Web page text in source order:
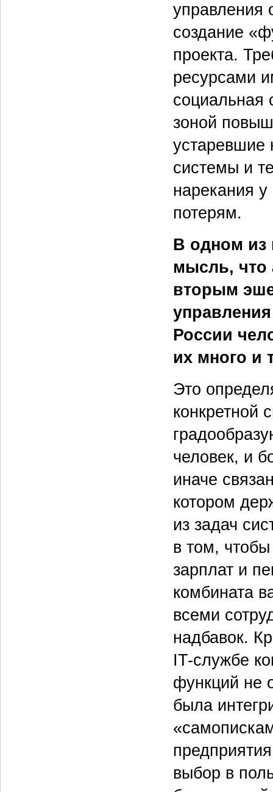
управления
создание
проекта.
ресурсами
социальная
зоной
устаревшие
системы и
нарекания
потерям.
В одном из
мысль, что
вторым
России
их много и
Это
конкретной
человек, и
иначе
котором
из задач
в том, чтобы
зарплат и
комбината
всеми
надбавок.
IT-службе
функций не
была
выбор в